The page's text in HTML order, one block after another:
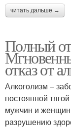
читать дальше →
Полный
отказ от
Алкоголизм –
постоянной
мужчин и
разрушению